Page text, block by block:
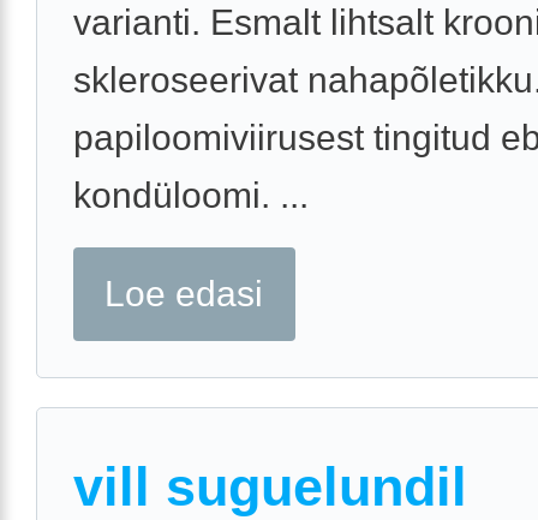
varianti. Esmalt lihtsalt
skleroseerivat
papiloomiviirusest tingitud
kondüloomi. ...
Loe edasi
vill suguelundil